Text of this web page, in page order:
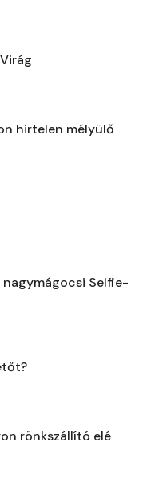
hirtelen mélyülő
Selfie-
rönkszállító elé